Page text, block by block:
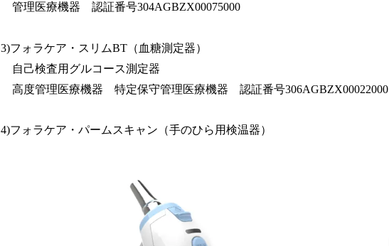
管理医療機器 認証番号304AGBZX00075000
3)フォラケア・スリムBT（血糖測定器）
自己検査用グルコース測定器
高度管理医療機器 特定保守管理医療機器 認証番号306AGBZX00022000
4)フォラケア・パームスキャン（手のひら用検温器）